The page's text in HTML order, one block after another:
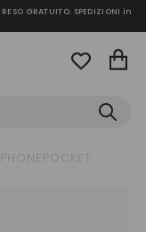
RESO GRATUITO. SPEDIZIONI in
PHONEPOCKET